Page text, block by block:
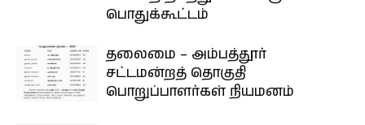
பொதுக்கூட்டம்
தலைமை – அம்பத்தூர்
சட்டமன்றத் தொகுதி
பொறுப்பாளர்கள் நியமனம்